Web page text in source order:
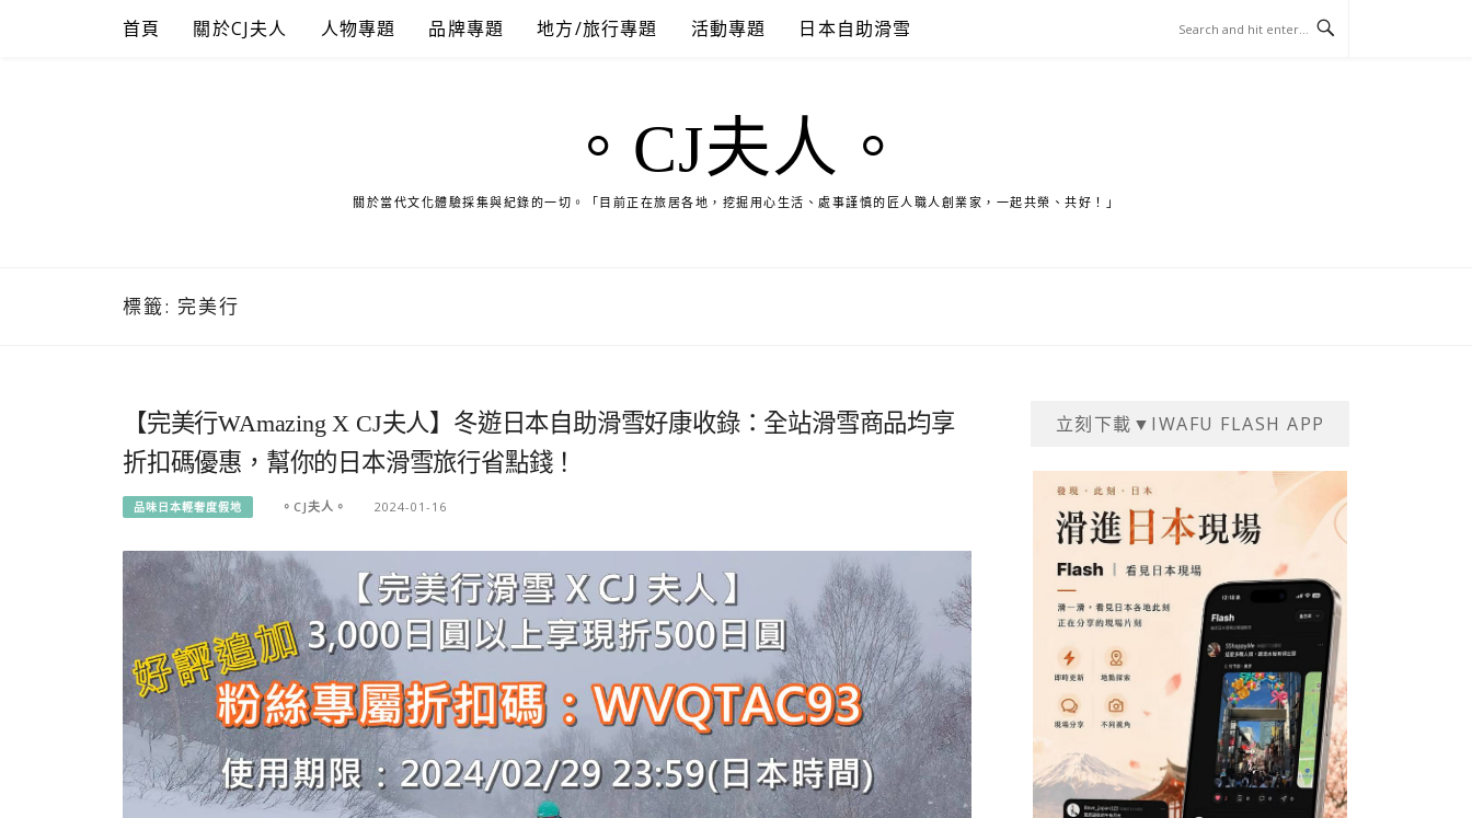
首頁 關於CJ夫人 人物專題 品牌專題 地方/旅行專題 活動專題 日本自助滑雪
。CJ夫人。
關於當代文化體驗採集與紀錄的一切。「目前正在旅居各地，挖掘用心生活、處事謹慎的匠人職人創業家，一起共榮、共好！」
標籤: 完美行
【完美行WAmazing X CJ夫人】冬遊日本自助滑雪好康收錄：全站滑雪商品均享
折扣碼優惠，幫你的日本滑雪旅行省點錢！
品味日本輕奢度假地 。CJ夫人。 2024-01-16
立刻下載▼IWAFU FLASH APP